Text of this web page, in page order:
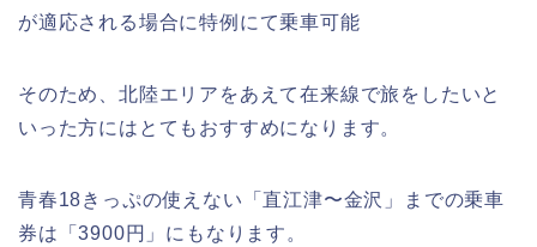
が適応される場合に特例にて乗車可能
そのため、北陸エリアをあえて在来線で旅をしたいと
いった方にはとてもおすすめになります。
青春18きっぷの使えない「直江津〜金沢」までの乗車
券は「3900円」にもなります。